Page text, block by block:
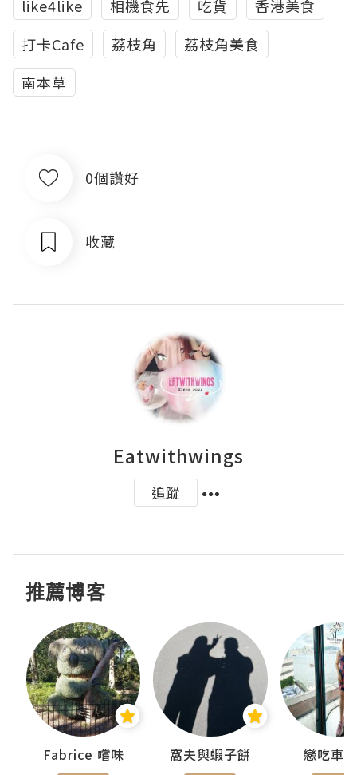
like4like 相機食先 吃貨
香港美食
打卡Cafe
荔枝角
荔枝角美食
南本草
0個讚好
收藏
Eatwithwings
追蹤
推薦博客
Fabrice 嚐味 窩夫與蝦子餅 戀吃車